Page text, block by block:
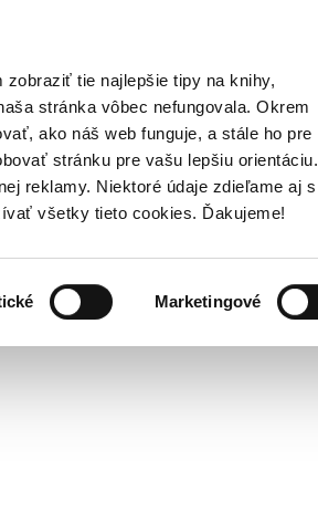
tie najlepšie tipy na knihy,
stránka vôbec nefungovala. Okrem
ako náš web funguje, a stále ho pre
stránku pre vašu lepšiu orientáciu.
reklamy. Niektoré údaje zdieľame aj s
všetky tieto cookies. Ďakujeme!
Marketingové